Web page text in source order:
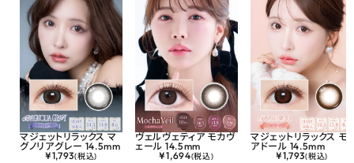
マジェットリラックス マ
グノリアグレー 14.5mm
¥1,793(税込)
ヴェルヴェティア モカヴ
ェール 14.5mm
¥1,694(税込)
マジェットリラックス モ
アドール 14.5mm
¥1,793(税込)